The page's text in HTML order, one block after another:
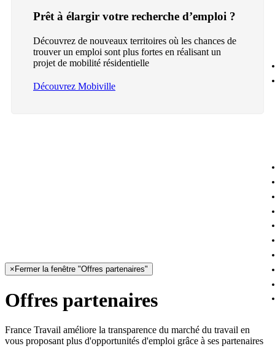
Prêt à élargir votre recherche d’emploi ?
Découvrez de nouveaux territoires où les chances de
trouver un emploi sont plus fortes en réalisant un
projet de mobilité résidentielle
Découvrez Mobiville
× Fermer la fenêtre "Offres partenaires"
Offres partenaires
France Travail améliore la transparence du marché du travail en
vous proposant plus d'opportunités d'emploi grâce à ses partenaires